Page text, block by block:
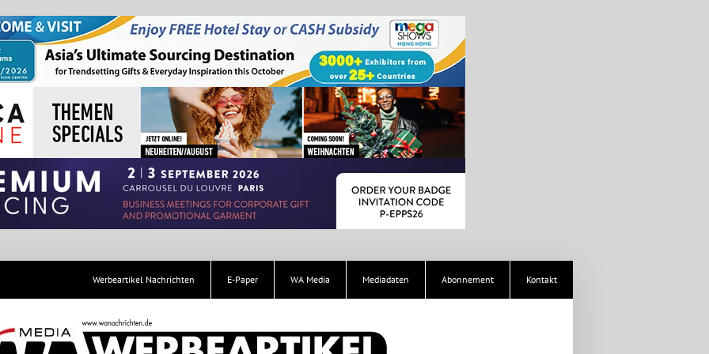
Werbeartikel Nachrichten E-Paper WA Media Mediadaten Abonnement Kontakt